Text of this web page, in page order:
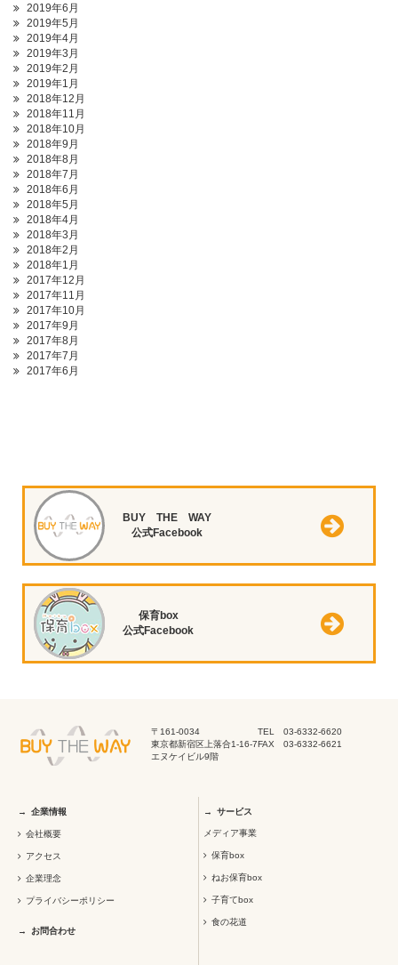
2019年6月
2019年5月
2019年4月
2019年3月
2019年2月
2019年1月
2018年12月
2018年11月
2018年10月
2018年9月
2018年8月
2018年7月
2018年6月
2018年5月
2018年4月
2018年3月
2018年2月
2018年1月
2017年12月
2017年11月
2017年10月
2017年9月
2017年8月
2017年7月
2017年6月
BUY THE WAY
公式Facebook
保育box
公式Facebook
〒161-0034
東京都新宿区上落合1-16-7
エヌケイビル9階
TEL 03-6332-6620
FAX 03-6332-6621
企業情報
会社概要
アクセス
企業理念
プライバシーポリシー
お問合わせ
サービス
メディア事業
保育box
ねお保育box
子育てbox
食の花道